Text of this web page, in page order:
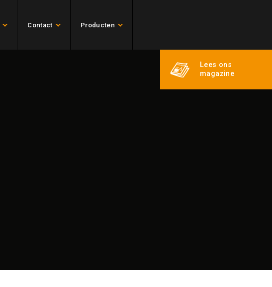
Contact Producten
Lees ons
magazine